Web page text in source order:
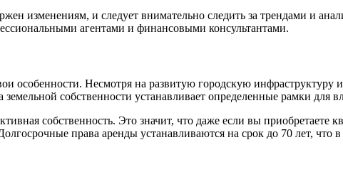
изменениям, и следует внимательно следить за трендами и
агентами и финансовыми консультантами.
особенности. Несмотря на развитую городскую инфраструктуру
собственности устанавливает определенные рамки для
собственность. Это значит, что даже если вы приобретаете
права аренды устанавливаются на срок до 70 лет,